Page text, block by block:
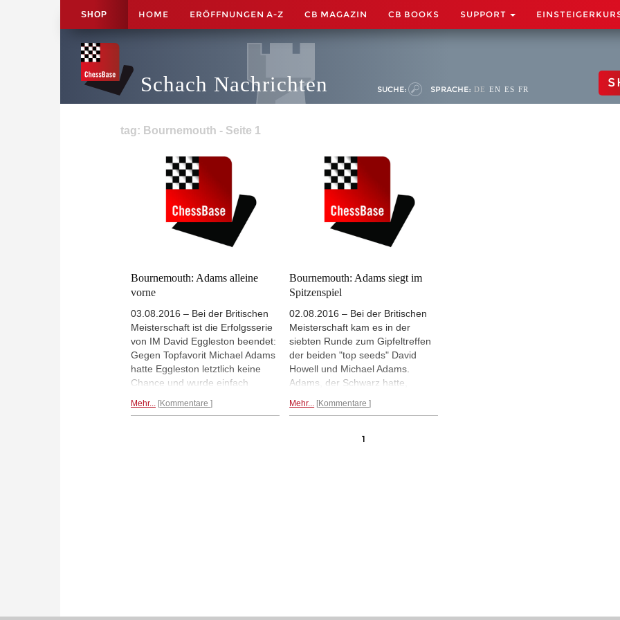
SHOP HOME ERÖFFNUNGEN A-Z CB MAGAZIN CB BOOKS SUPPORT
Schach Nachrichten SUCHE: SPRACHE: DE EN ES FR
tag: Bournemouth - Seite 1
Bournemouth: Adams alleine
vorne
03.08.2016 – Bei der Britischen
Meisterschaft ist die Erfolgsserie
von IM David Eggleston beendet:
Gegen Topfavorit Michael Adams
hatte Eggleston letztlich keine
Chance und wurde einfach
die alleinige Tabellenführung.
Mehr... Kommentare
Bournemouth: Adams siegt im
Spitzenspiel
02.08.2016 – Bei der Britischen
Meisterschaft kam es in der
siebten Runde zum Gipfeltreffen
der beiden "top seeds" David
Howell und Michael Adams.
Adams, der Schwarz hatte,
"Berliner Verteidigung" mit einem
wahren Großkampfpartie den
Mehr... Kommentare
1